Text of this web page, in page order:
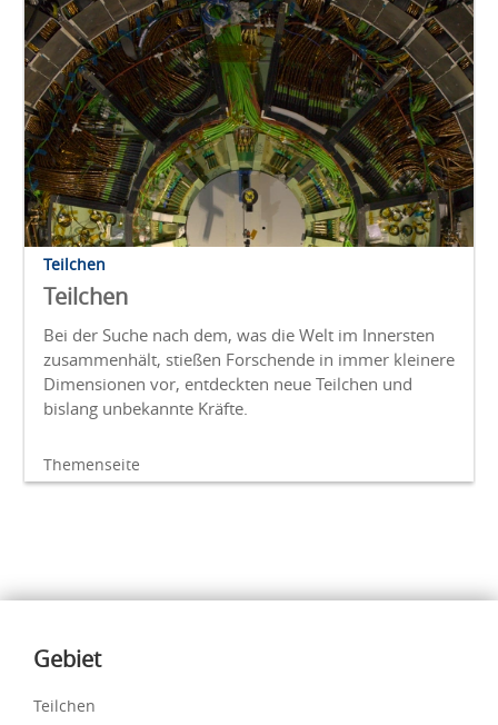
Teilchen
Teilchen
Bei der Suche nach dem, was die Welt im Innersten
zusammenhält, stießen Forschende in immer kleinere
Dimensionen vor, entdeckten neue Teilchen und
bislang unbekannte Kräfte.
Themenseite
Inhalte
Gebiet
Teilchen